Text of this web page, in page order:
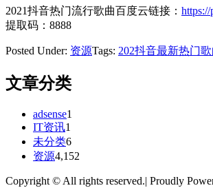
2021抖音热门流行歌曲百度云链接：
提取码：8888
Posted Under: 资源Tags: 202抖音最新热门
文章分类
adsense1
IT资讯1
未分类6
资源4,152
Copyright © All rights reserved.| Proudly